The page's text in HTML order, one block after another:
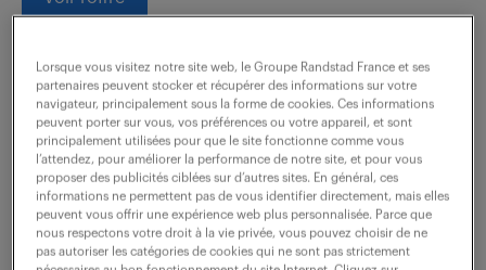
technicien industrialisation (f/h)
7 août 2026
St Nazaire (44) intérim
18 mois
30 500 € / mois
Lorsque vous visitez notre site web, le Groupe Randstad France et ses
partenaires peuvent stocker et récupérer des informations sur votre
navigateur, principalement sous la forme de cookies. Ces informations
peuvent porter sur vous, vos préférences ou votre appareil, et sont
principalement utilisées pour que le site fonctionne comme vous
l’attendez, pour améliorer la performance de notre site, et pour vous
proposer des publicités ciblées sur d’autres sites. En général, ces
informations ne permettent pas de vous identifier directement, mais elles
peuvent vous offrir une expérience web plus personnalisée. Parce que
nous respectons votre droit à la vie privée, vous pouvez choisir de ne
pas autoriser les catégories de cookies qui ne sont pas strictement